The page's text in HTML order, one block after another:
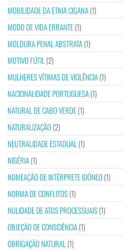
MOBILIDADE DA ETNIA CIGANA(1)
MODO DE VIDA ERRANTE(1)
MOLDURA PENAL ABSTRATA(1)
MOTIVO FÚTIL (2)
MULHERES VÍTIMAS DE VIOLÊNCIA(1)
NACIONALIDADE PORTUGUESA(1)
NATURAL DE CABO VERDE(1)
NATURALIZAÇÃO (2)
NEUTRALIDADE ESTADUAL (1)
NIGÉRIA(1)
NOMEAÇÃO DE INTÉRPRETE IDÓNEO (1)
NORMA DE CONFLITOS(1)
NULIDADE DE ATOS PROCESSUAIS(1)
OBJEÇÃO DE CONSCIÊNCIA(1)
OBRIGAÇÃO NATURAL (1)